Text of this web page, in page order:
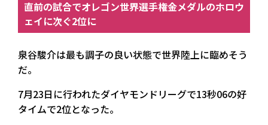
直前の試合でオレゴン世界選手権金メダルのホロウ
ェイに次ぐ2位に
泉谷駿介は最も調子の良い状態で世界陸上に臨めそう
だ。
7月23日に行われたダイヤモンドリーグで13秒06の好
タイムで2位となった。